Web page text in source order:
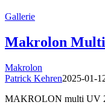
Gallerie
Makrolon
Makrolon
Patrick Kehren2025-01-
MAKROLON multi UV